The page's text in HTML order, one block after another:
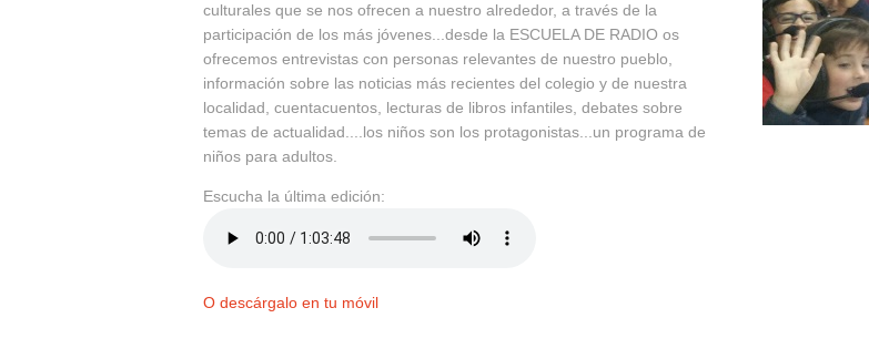
culturales que se nos ofrecen a nuestro alrededor, a través de la
participación de los más jóvenes...desde la ESCUELA DE RADIO os
ofrecemos entrevistas con personas relevantes de nuestro pueblo,
información sobre las noticias más recientes del colegio y de nuestra
localidad, cuentacuentos, lecturas de libros infantiles, debates sobre
temas de actualidad....los niños son los protagonistas...un programa de
niños para adultos.
Escucha la última edición:
O descárgalo en tu móvil